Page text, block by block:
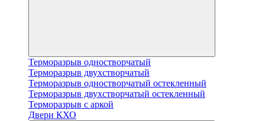
Терморазрыв одностворчатый
Терморазрыв двухстворчатый
Терморазрыв одностворчатый остекленный
Терморазрыв двухстворчатый остекленный
Терморазрыв с аркой
Двери КХО